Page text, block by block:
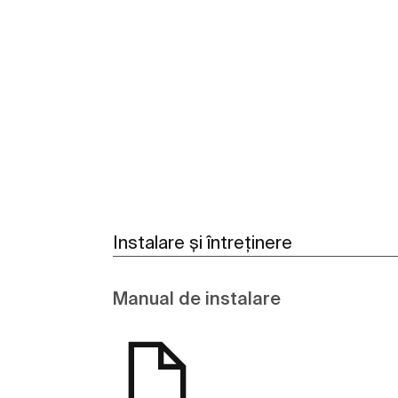
Instalare și întreținere
Manual de instalare